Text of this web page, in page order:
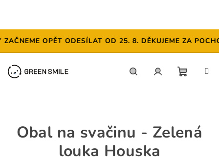
OPĚT ODESÍLAT OD 25. 8. DĚKUJEME ZA
obsah
Obal na svačinu - Zelená
louka Houska